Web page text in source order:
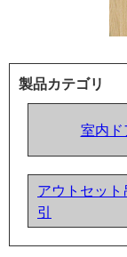
製品カテゴリ
室内ド
アウトセット
引